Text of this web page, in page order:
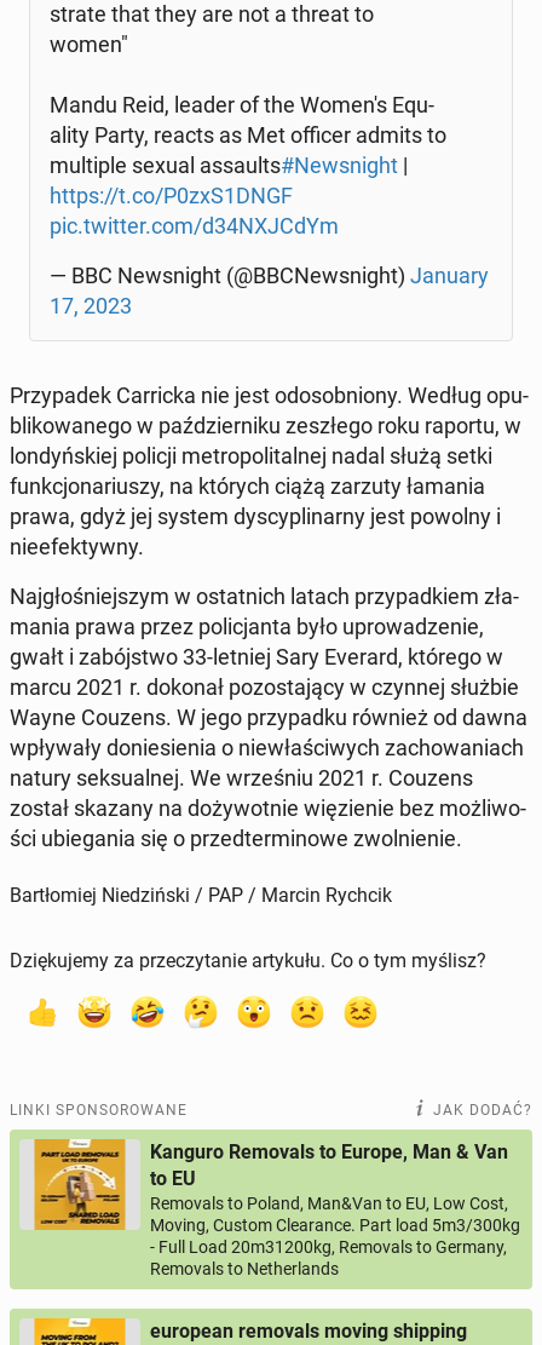
stra­te that they are not a threat to
women"
Mandu Reid, leader of the Women's Equ­
ali­ty Party, reacts as Met officer admits to
mul­ti­ple sexual as­saults#New­sni­ght |
https://t.co/P0zxS1DNGF
pic.twitter.com/d34NXJCdYm
— BBC New­sni­ght (@BBC­New­sni­ght) January
17, 2023
Przy­pa­dek Car­ric­ka nie jest od­osob­nio­ny. Według opu­
bli­ko­wa­ne­go w paź­dzier­ni­ku ze­szłe­go roku raportu, w
lon­dyń­skiej policji me­tro­po­li­tal­nej nadal służą setki
funk­cjo­na­riu­szy, na których ciążą zarzuty łamania
prawa, gdyż jej system dys­cy­pli­nar­ny jest powolny i
nie­efek­tyw­ny.
Naj­gło­śniej­szym w ostat­nich latach przy­pad­kiem zła­
ma­nia prawa przez po­li­cjan­ta było upro­wa­dze­nie,
gwałt i za­bój­stwo 33-letniej Sary Everard, którego w
marcu 2021 r. dokonał po­zo­sta­ją­cy w czynnej służbie
Wayne Couzens. W jego przy­pad­ku również od dawna
wpły­wa­ły do­nie­sie­nia o nie­wła­ści­wych za­cho­wa­niach
natury sek­su­al­nej. We wrze­śniu 2021 r. Couzens
został skazany na do­ży­wot­nie wię­zie­nie bez moż­li­wo­
ści ubie­ga­nia się o przed­ter­mi­no­we zwol­nie­nie.
Bartłomiej Niedziński / PAP / Marcin Rychcik
Dziękujemy za przeczytanie artykułu. Co o tym myślisz?
LINKI SPONSOROWANE JAK DODAĆ?
Kanguro Removals to Europe, Man & Van
to EU
Removals to Poland, Man&Van to EU, Low Cost,
Moving, Custom Clearance. Part load 5m3/300kg
- Full Load 20m31200kg, Removals to Germany,
Removals to Netherlands
european removals moving shipping